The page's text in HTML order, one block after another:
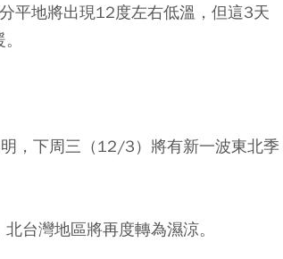
平地將出現12度左右低溫，但這3天
，下周三（12/3）將有新一波東北季
台灣地區將再度轉為濕涼。